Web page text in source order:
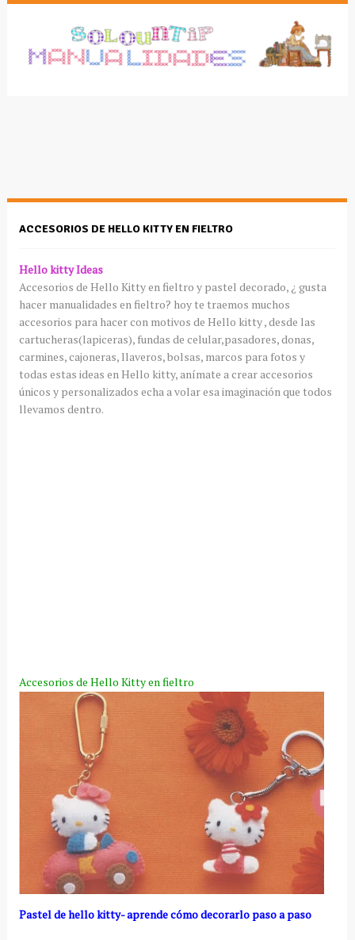
ACCESORIOS DE HELLO KITTY EN FIELTRO
HellokittyIdeas
Accesorios de Hello Kittyen fieltro y pastel decorado, ¿ gusta
hacer manualidades en fieltro? hoy te traemos muchos
accesorios para hacer con motivos de Hello kitty, desde las
cartucheras(lapiceras), fundas de celular,pasadores, donas,
carmines, cajoneras, llaveros, bolsas, marcos para fotos y
todas estas ideas enHello kitty,anímate a crear accesorios
únicos y personalizados echa a volar esaimaginaciónque todos
llevamos dentro.
Accesorios de Hello Kittyen fieltro
Pastel de hello kitty- aprende cómo decorarlo paso a paso